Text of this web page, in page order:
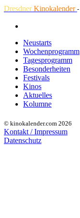
DresdnerKinokalender
Neustarts
Wochenprogramm
Tagesprogramm
Besonderheiten
Festivals
Kinos
Aktuelles
Kolumne
© kinokalender.com 2026
Kontakt / Impressum
Datenschutz